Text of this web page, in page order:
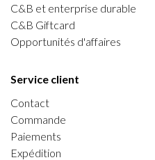
C&B et enterprise durable
C&B Giftcard
Opportunités d'affaires
Service client
Contact
Commande
Paiements
Expédition